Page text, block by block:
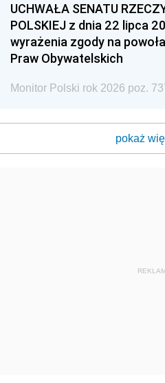
UCHWAŁA SENATU
POLSKIEJ z dnia 22 lipca
wyrażenia zgody na
Praw Obywatelskich
Monitor Polski rok 2026 poz.
pokaż